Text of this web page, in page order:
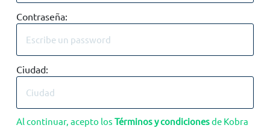
Contraseña:
Ciudad:
Al continuar, acepto los Términos y condicionesde Kobra